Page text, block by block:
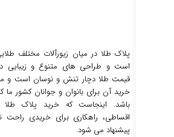
پلاک طلا در میان زیورآلات مختلف
است و طراحی های متنوع و زیبایی
قیمت طلا دچار تنش و نوسان است و
خرید آن برای بانوان و جوانان کشور
باشد. اینجاست که خرید پلاک
اقساطی، راهکاری برای خریدی راحت
پیشنهاد می شود.